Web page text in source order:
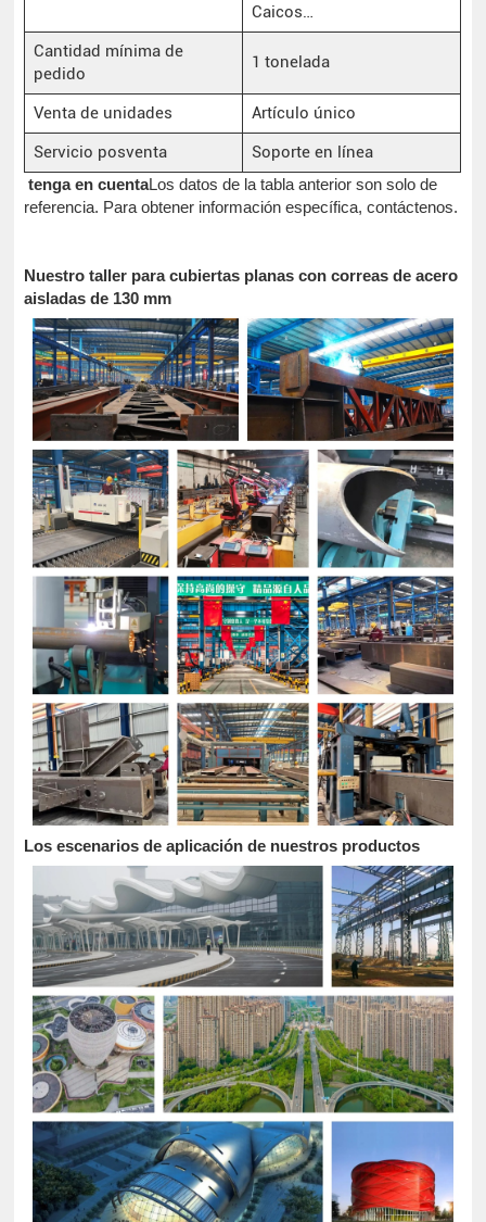
Caicos…
Cantidad mínima de
pedido
1 tonelada
Venta de unidades
Artículo único
Servicio posventa
Soporte en línea
tenga en cuentaLos datos de la tabla anterior son solo de
referencia. Para obtener información específica, contáctenos.
Nuestro taller para cubiertas planas con correas de acero
aisladas de 130 mm
Los escenarios de aplicación de nuestros productos